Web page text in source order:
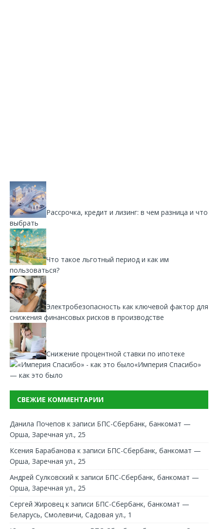
Рассрочка, кредит и лизинг: в чем разница и что
выбрать
Что такое льготный период и как им
пользоваться?
Электробезопасность как ключевой фактор для
снижения финансовых рисков в производстве
Снижение процентной ставки по ипотеке
«Империя Спасибо»
— как это было
СВЕЖИЕ КОММЕНТАРИИ
Данила Почепов к записи БПС-Сбербанк, банкомат —
Орша, Заречная ул., 25
Ксения Барабанова к записи БПС-Сбербанк, банкомат —
Орша, Заречная ул., 25
Андрей Сулковский к записи БПС-Сбербанк, банкомат —
Орша, Заречная ул., 25
Сергей Жировец к записи БПС-Сбербанк, банкомат —
Беларусь, Смолевичи, Садовая ул., 1